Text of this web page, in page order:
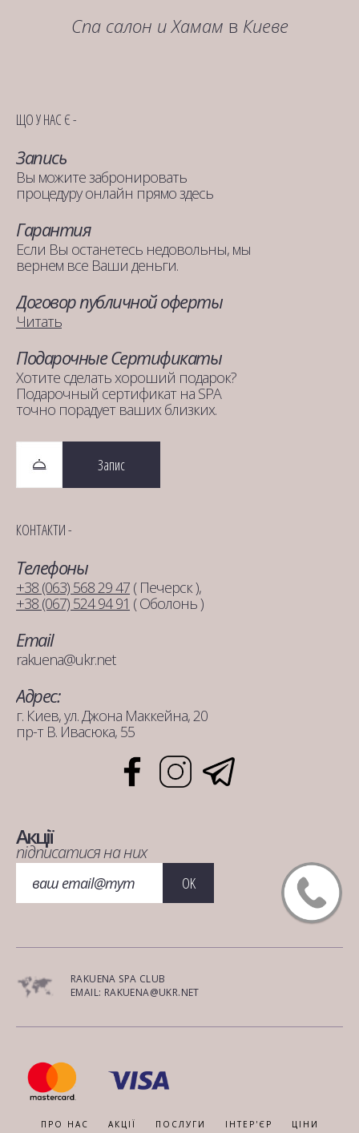
Спа салон и Хамам в Киеве
ЩО У НАС Є -
Запись
Вы можите забронировать
процедуру онлайн прямо здесь
Гарантия
Если Вы останетесь недовольны, мы
вернем все Ваши деньги.
Договор публичной оферты
Читать
Подарочные Сертификаты
Хотите сделать хороший подарок?
Подарочный сертификат на SPA
точно порадует ваших близких.
Запис
КОНТАКТИ -
Телефоны
+38 (063) 568 29 47 ( Печерск ),
+38 (067) 524 94 91 ( Оболонь )
Email
rakuena@ukr.net
Адрес:
г. Киев, ул. Джона Маккейна, 20
пр-т В. Ивасюка, 55
Акції
підписатися на них
OK
RAKUENA SPA CLUB
EMAIL: RAKUENA@UKR.NET
ПРО НАС АКЦІЇ ПОСЛУГИ ІНТЕР'ЄР ЦІНИ